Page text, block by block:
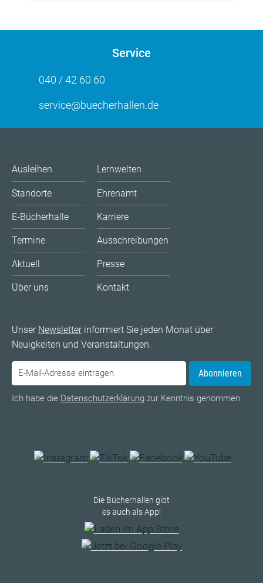
Service
040 / 42 60 60
service@buecherhallen.de
Ausleihen
Standorte
E-Bücherhalle
Termine
Aktuell
Über uns
Lernwelten
Ehrenamt
Karriere
Ausschreibungen
Presse
Kontakt
Unser Newsletterinformiert Sie jeden Monat über
Neuigkeiten und Veranstaltungen.
Abonnieren
Ich habe die Datenschutzerklärung zur Kenntnis genommen.
Die Bücherhallen gibt
es auch als App!